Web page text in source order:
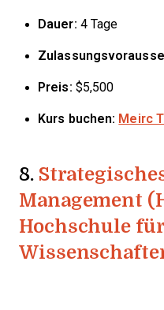
Dauer: 4 Tage
Preis: $5,500
Kurs buchen: Meirc
8.
Management
Hochschule